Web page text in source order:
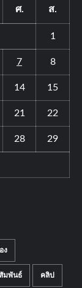
ศ. ส.
1
7 8
14 15
21 22
28 29
ง
มพันธ์ คลิป